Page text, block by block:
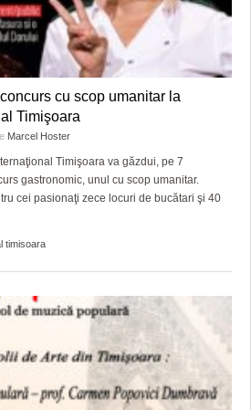
cu scop umanitar la
Timişoara
Marcel Hoster
Timişoara va găzdui, pe 7
gastronomic, unul cu scop umanitar.
cei pasionaţi zece locuri de bucătari şi 40
timisoara